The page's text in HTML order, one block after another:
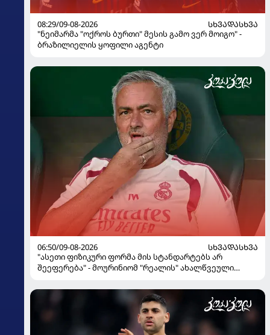
08:29/09-08-2026
ᲡᲮᲕᲐᲓᲐᲡᲮᲕᲐ
"ნეიმარმა "ოქროს ბურთი" მესის გამო ვერ მოიგო" -
ბრაზილიელის ყოფილი აგენტი
06:50/09-08-2026
ᲡᲮᲕᲐᲓᲐᲡᲮᲕᲐ
"ასეთი ფიზიკური ფორმა მის სტანდარტებს არ
შეეფერება" - მოურინიომ "რეალის" ახალწვეული